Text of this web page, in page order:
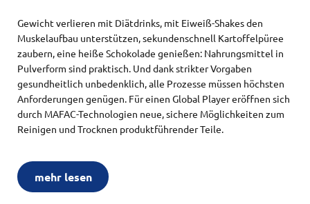
Gewicht verlieren mit Diätdrinks, mit Eiweiß-Shakes den
Muskelaufbau unterstützen, sekundenschnell Kartoffelpüree
zaubern, eine heiße Schokolade genießen: Nahrungsmittel in
Pulverform sind praktisch. Und dank strikter Vorgaben
gesundheitlich unbedenklich, alle Prozesse müssen höchsten
Anforderungen genügen. Für einen Global Player eröffnen sich
durch MAFAC-Technologien neue, sichere Möglichkeiten zum
Reinigen und Trocknen produktführender Teile.
mehr lesen